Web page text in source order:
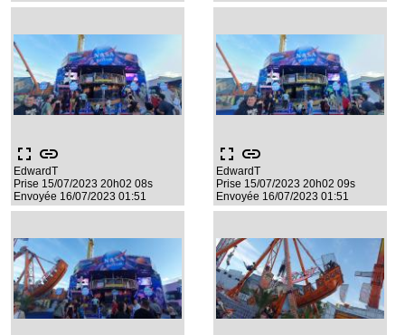
fullscreen link
EdwardT
Prise 15/07/2023 20h02 08s
Envoyée 16/07/2023 01:51
fullscreen link
EdwardT
Prise 15/07/2023 20h02 09s
Envoyée 16/07/2023 01:51